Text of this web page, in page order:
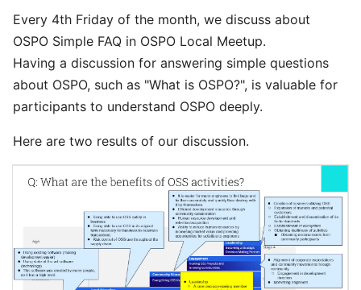
Every 4th Friday of the month, we discuss about
OSPO Simple FAQ in OSPO Local Meetup.
Having a discussion for answering simple questions
about OSPO, such as "What is OSPO?", is valuable for
participants to understand OSPO deeply.
Here are two results of our discussion.